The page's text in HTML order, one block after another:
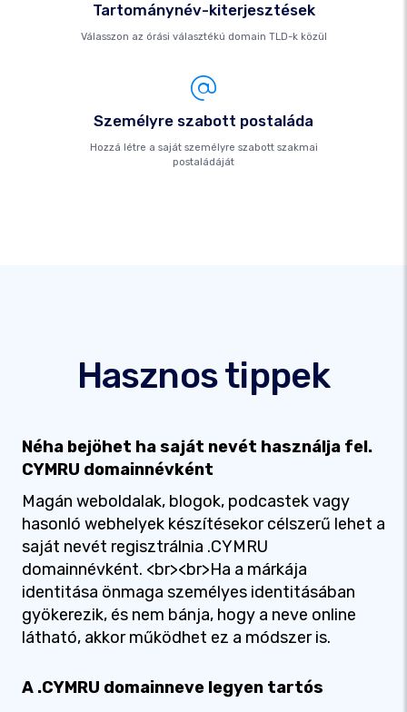
Tartománynév-kiterjesztések
Válasszon az órási választékú domain TLD-k közül
Személyre szabott postaláda
Hozzá létre a saját személyre szabott szakmai
postaládáját
Hasznos tippek
Néha bejöhet ha saját nevét használja fel.
CYMRU domainnévként
Magán weboldalak, blogok, podcastek vagy
hasonló webhelyek készítésekor célszerű lehet a
saját nevét regisztrálnia .CYMRU
domainnévként. <br><br>Ha a márkája
identitása önmaga személyes identitásában
gyökerezik, és nem bánja, hogy a neve online
látható, akkor működhet ez a módszer is.
A .CYMRU domainneve legyen tartós